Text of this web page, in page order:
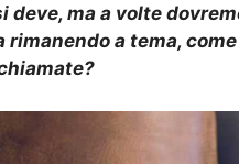
ma a volte
a tema,